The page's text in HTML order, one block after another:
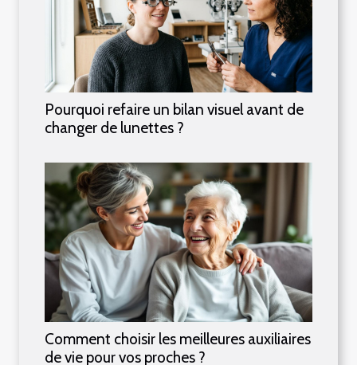
Pourquoi refaire un bilan visuel avant de
changer de lunettes ?
Comment choisir les meilleures auxiliaires
de vie pour vos proches ?